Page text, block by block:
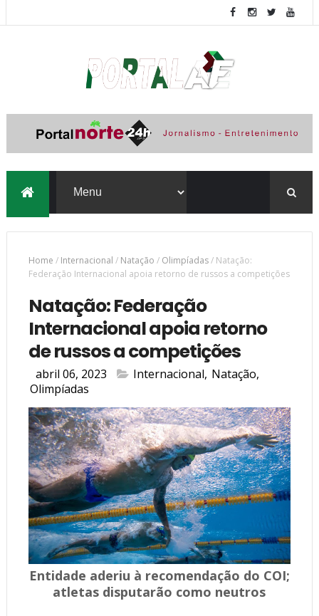
Home / Internacional / Natação / Olimpíadas/ Natação:
Federação Internacional apoia retorno de russos a competições
Natação: Federação
Internacional apoia retorno
de russos a competições
abril 06, 2023 Internacional, Natação,
Olimpíadas
Entidade aderiu à recomendação do COI;
atletas disputarão como neutros